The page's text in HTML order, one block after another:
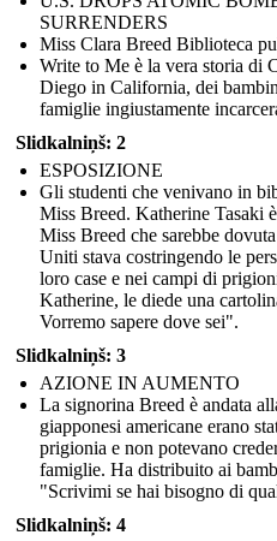
SURRENDERS
Miss Clara Breed Biblioteca
Write to Me è la vera storia di
Diego in California, dei
famiglie ingiustamente
Slidkalniņš: 2
ESPOSIZIONE
Gli studenti che venivano in
Miss Breed. Katherine Tasaki
Miss Breed che sarebbe
Uniti stava costringendo le
loro case e nei campi di
Katherine, le diede una
Vorremo sapere dove sei".
Slidkalniņš: 3
AZIONE IN AUMENTO
La signorina Breed è andata
giapponesi americane erano
prigionia e non potevano
famiglie. Ha distribuito ai
"Scrivimi se hai bisogno di
Slidkalniņš: 4